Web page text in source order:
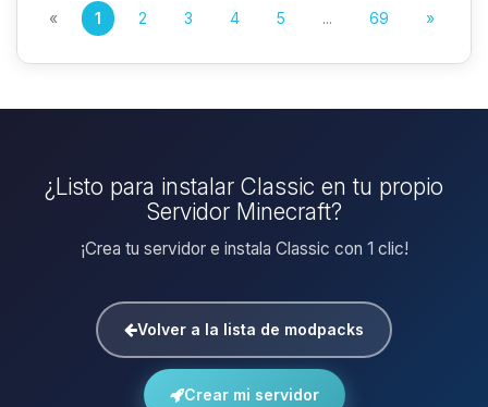
« 1 2 3 4 5 ... 69 »
¿Listo para instalar Classic en tu propio
Servidor Minecraft?
¡Crea tu servidor e instala Classic con 1 clic!
Volver a la lista de modpacks
Crear mi servidor